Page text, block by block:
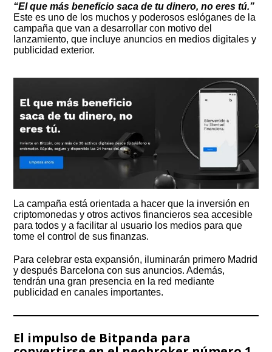
“El que más beneficio saca de tu dinero, no eres tú.”
Este es uno de los muchos y poderosos eslóganes de la
campaña que van a desarrollar con motivo del
lanzamiento, que incluye anuncios en medios digitales y
publicidad exterior.
La campaña está orientada a hacer que la inversión en
criptomonedas y otros activos financieros sea accesible
para todos y a facilitar al usuario los medios para que
tome el control de sus finanzas.
Para celebrar esta expansión, iluminarán primero Madrid
y después Barcelona con sus anuncios. Además,
tendrán una gran presencia en la red mediante
publicidad en canales importantes.
El impulso de Bitpanda para